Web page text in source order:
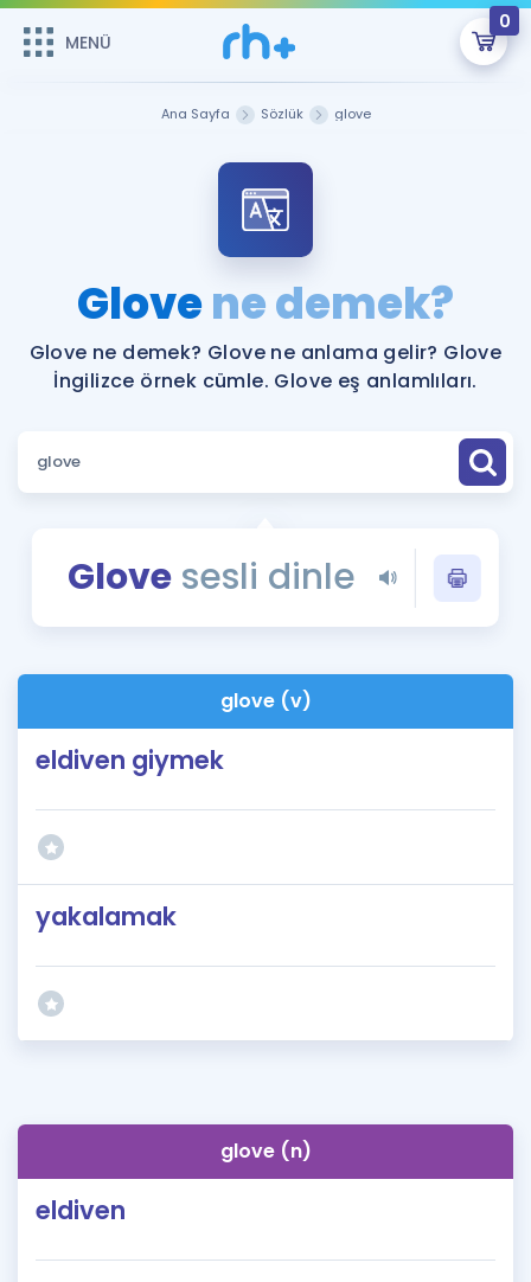
MENÜ
0
ÜYE DEĞİLİM
Sepetin Şu An Boş.
Remzi Hoca ile seni sınava hazırlayacak onlarca eğitim seni
bekliyor!
MENÜ
Faydalı Araçlar
Sözlük
Blog
İngilizce Gramer
Ana Sayfa Sözlük glove
Glovene demek?
Glove ne demek? Glove ne anlama gelir? Glove
İngilizce örnek cümle. Glove eş anlamlıları.
Glovesesli dinle
glove (v)
eldiven giymek
yakalamak
glove (n)
eldiven